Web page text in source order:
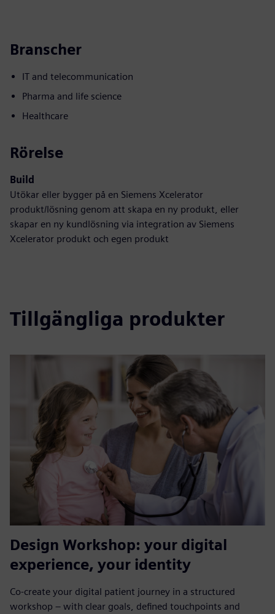
Branscher
IT and telecommunication
Pharma and life science
Healthcare
Rörelse
Build
Utökar eller bygger på en Siemens Xcelerator
produkt/lösning genom att skapa en ny produkt, eller
skapar en ny kundlösning via integration av Siemens
Xcelerator produkt och egen produkt
Tillgängliga produkter
Design Workshop: your digital
experience, your identity
Co-create your digital patient journey in a structured
workshop – with clear goals, defined touchpoints and